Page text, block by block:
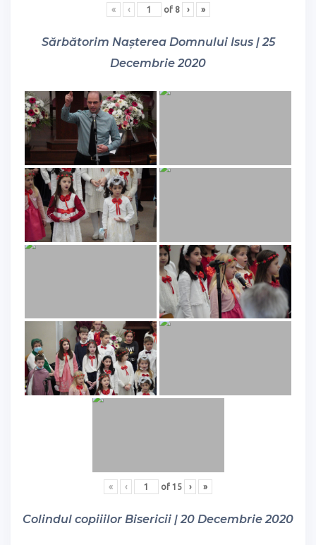
« ‹ of 8 › »
Sărbătorim Nașterea Domnului Isus | 25
Decembrie 2020
« ‹ of 15 › »
Colindul copiiilor Bisericii | 20 Decembrie 2020